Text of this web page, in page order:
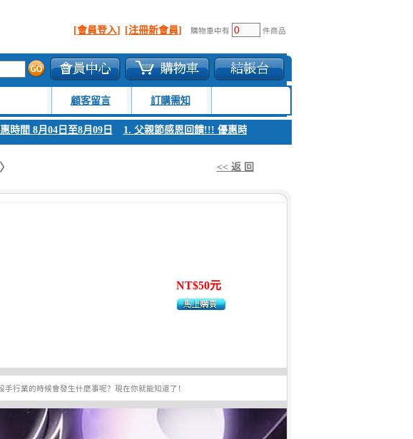
[會員登入] [注冊新會員] 購物車中有 件商品
顧客留言 訂購需知
間 8月04日至8月09日 1. 父親節感恩回饋!!! 優惠時間 8月04日至8月09日
<< 返 回
NT$50元
行業的時候會發生什麼事呢？現在你就能知道了！